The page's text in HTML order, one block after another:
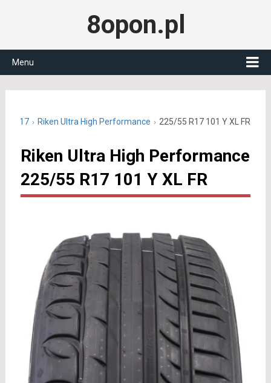
8opon.pl
Menu
R17 Riken Ultra High Performance 225/55 R17 101 Y XL FR
Riken Ultra High Performance
225/55 R17 101 Y XL FR